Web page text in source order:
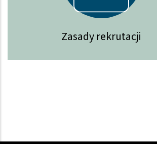
Zasady rekrutacji